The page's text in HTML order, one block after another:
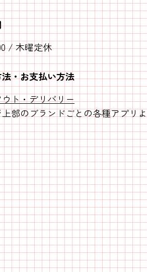
/ 木曜定休
・お支払い方法
ト・デリバリー
部のブランドごとの各種アプリ